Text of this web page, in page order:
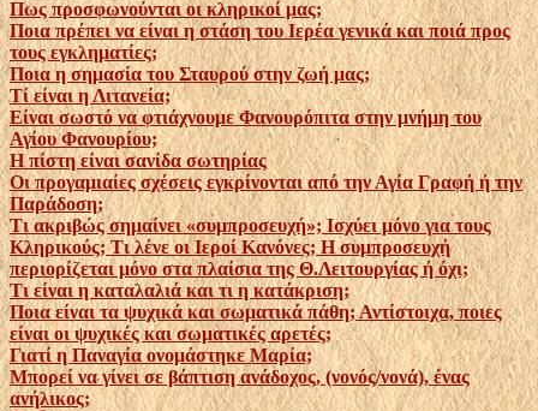
Πως προσφωνούνται οι κληρικοί μας;
Ποια πρέπει να είναι η στάση του Ιερέα γενικά και ποιά προς
τους εγκληματίες;
Ποια η σημασία του Σταυρού στην ζωή μας;
Τί είναι η Λιτανεία;
Είναι σωστό να φτιάχνουμε Φανουρόπιτα στην μνήμη του
Αγίου Φανουρίου;
Η πίστη είναι σανίδα σωτηρίας
Οι προγαμιαίες σχέσεις εγκρίνονται από την Αγία Γραφή ή την
Παράδοση;
Τι ακριβώς σημαίνει «συμπροσευχή»; Ισχύει μόνο για τους
Κληρικούς; Τι λένε οι Ιεροί Κανόνες; Η συμπροσευχή
περιορίζεται μόνο στα πλαίσια της Θ.Λειτουργίας ή όχι;
Τι είναι η καταλαλιά και τι η κατάκριση;
Ποια είναι τα ψυχικά και σωματικά πάθη; Αντίστοιχα, ποιες
είναι οι ψυχικές και σωματικές αρετές;
Γιατί η Παναγία ονομάστηκε Μαρία;
Μπορεί να γίνει σε βάπτιση ανάδοχος, (νονός/νονά), ένας
ανήλικος;